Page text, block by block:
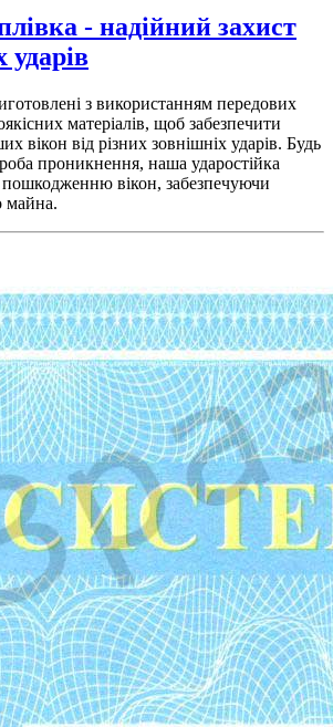
- надійний захист
ударів
з використанням передових
матеріалів, щоб забезпечити
вікон від різних зовнішніх ударів. Будь
проникнення, наша ударостійка
пошкодженню вікон, забезпечуючи
майна.